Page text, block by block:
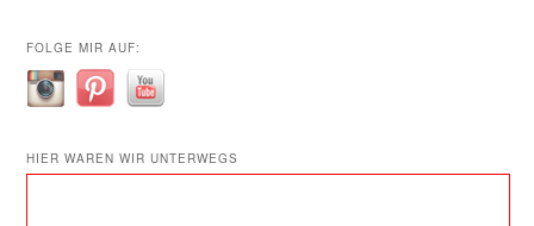
FOLGE MIR AUF:
HIER WAREN WIR UNTERWEGS